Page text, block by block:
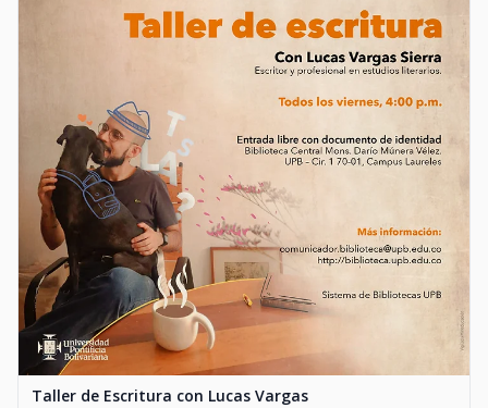
Taller de Escritura con Lucas Vargas